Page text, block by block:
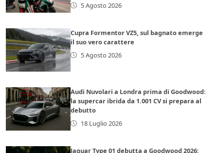
5 Agosto 2026
Cupra Formentor VZ5, sul bagnato emerge
il suo vero carattere
5 Agosto 2026
Audi Nuvolari a Londra prima di Goodwood:
la supercar ibrida da 1.001 CV si prepara al
debutto
18 Luglio 2026
Jaguar Type 01 debutta a Goodwood 2026: